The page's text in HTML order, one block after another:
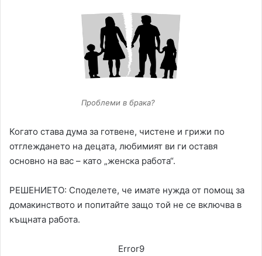
Проблеми в брака?
Когато става дума за готвене, чистене и грижи по
отглеждането на децата, любимият ви ги оставя
основно на вас – като „женска работа“.
РЕШЕНИЕТО: Споделете, че имате нужда от помощ за
домакинството и попитайте защо той не се включва в
къщната работа.
Error9